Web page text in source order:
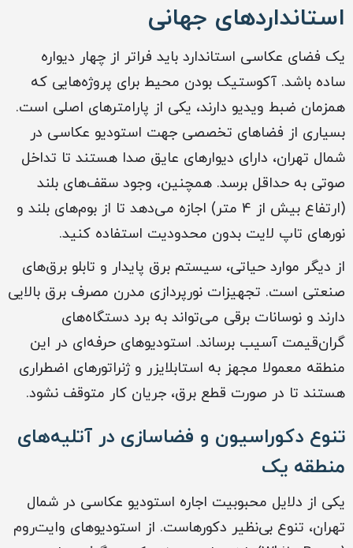
استانداردهای جهانی
یک فضای عکاسی استاندارد باید فراتر از چهار دیواره
ساده باشد. آکوستیک بودن محیط برای پروژه‌هایی که
همزمان ضبط ویدیو دارند، یکی از پارامترهای اصلی است.
بسیاری از فضاهای تخصصی جهت استودیو عکاسی در
شمال تهران، دارای دیوارهای عایق صدا هستند تا تداخل
صوتی به حداقل برسد. همچنین، وجود سقف‌های بلند
(ارتفاع بیش از 4 متر) اجازه می‌دهد تا از بوم‌های بلند و
نورهای تاپ لایت بدون محدودیت استفاده کنید.
از دیگر موارد حیاتی، سیستم برق پایدار و تابلو برق‌های
صنعتی است. تجهیزات نورپردازی مدرن مصرف برق بالایی
دارند و نوسانات برقی می‌تواند به برد دستگاه‌های
گران‌قیمت آسیب برساند. استودیوهای حرفه‌ای در این
منطقه معمولا مجهز به استابلایزر و ژنراتورهای اضطراری
هستند تا در صورت قطع برق، جریان کار متوقف نشود.
تنوع دکوراسیون و فضاسازی در آتلیه‌های
منطقه یک
یکی از دلایل محبوبیت اجاره استودیو عکاسی در شمال
تهران، تنوع بی‌نظیر دکورهاست. از استودیوهای وایت‌روم